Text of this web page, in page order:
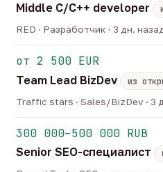
Middle C/C++ developer
RED · Разработчик · 3 дн. назад
от 2 500 EUR
Team Lead BizDev
из
Traffic stars · Sales/BizDev · 3
300 000–500 000 RUB
Senior SEO-специалист